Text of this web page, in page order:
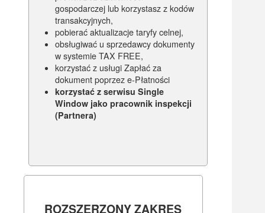
gospodarczej lub korzystasz z kodów
transakcyjnych,
pobierać aktualizacje taryfy celnej,
obsługiwać u sprzedawcy dokumenty
w systemie TAX FREE,
korzystać z usługi Zapłać za
dokument poprzez e-Płatności
korzystać z serwisu Single
Window jako pracownik inspekcji
(Partnera)
ROZSZERZONY ZAKRES